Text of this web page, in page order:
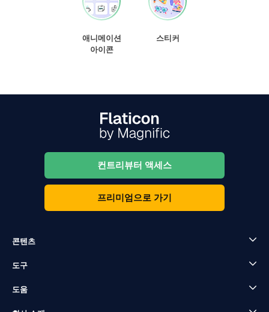
애니메이션
아이콘
스티커
컨트리뷰터 액세스
프리미엄으로 가기
콘텐츠
도구
도움